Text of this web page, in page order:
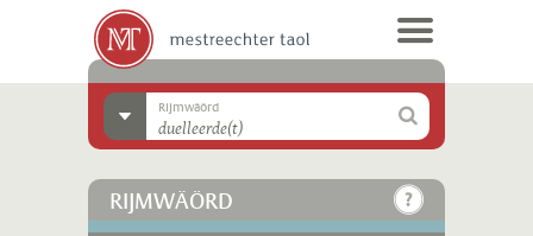
Rijmwäörd
RIJMWÄÖRD